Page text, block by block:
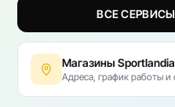
ВСЕ СЕРВИСЫ
Магазины Sportlandia
Адреса, график работы и